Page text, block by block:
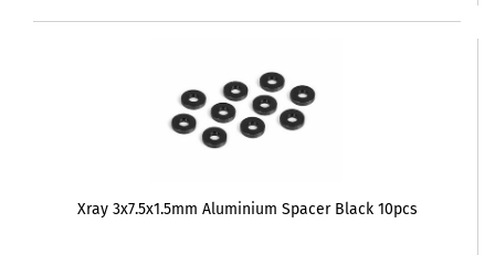
Xray 3x7.5x1.5mm Aluminium Spacer Black 10pcs